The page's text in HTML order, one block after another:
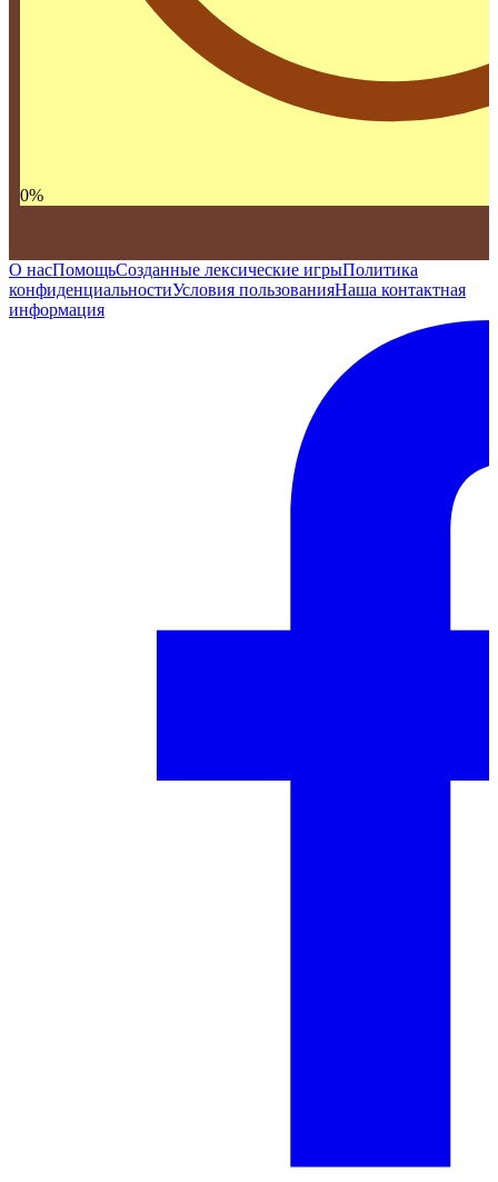
0%
О насПомощьСозданные лексические игрыПолитика
конфиденциальностиУсловия пользованияНаша контактная
информация